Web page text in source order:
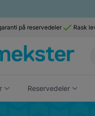
på reservedeler Rask
Reservedeler